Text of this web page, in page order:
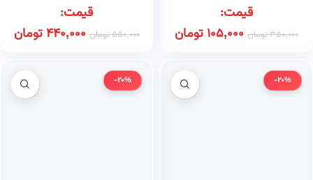
قیمت:
350,000تومان 105,000تومان
قیمت:
550,000تومان 440,000تومان
-20%
-20%